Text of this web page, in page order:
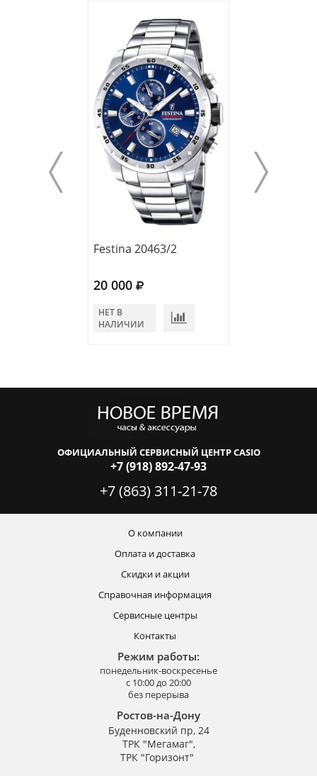
Festina 20463/2
20 000
НЕТ В
НАЛИЧИИ
ОФИЦИАЛЬНЫЙ СЕРВИСНЫЙ ЦЕНТР CASIO
+7 (918) 892-47-93
+7 (863) 311-21-78
О компании
Оплата и доставка
Скидки и акции
Справочная информация
Сервисные центры
Контакты
Режим работы:
понедельник-воскресенье
с 10:00 до 20:00
без перерыва
Ростов-на-Дону
Буденновский пр, 24
ТРК "Мегамаг",
ТРК "Горизонт"